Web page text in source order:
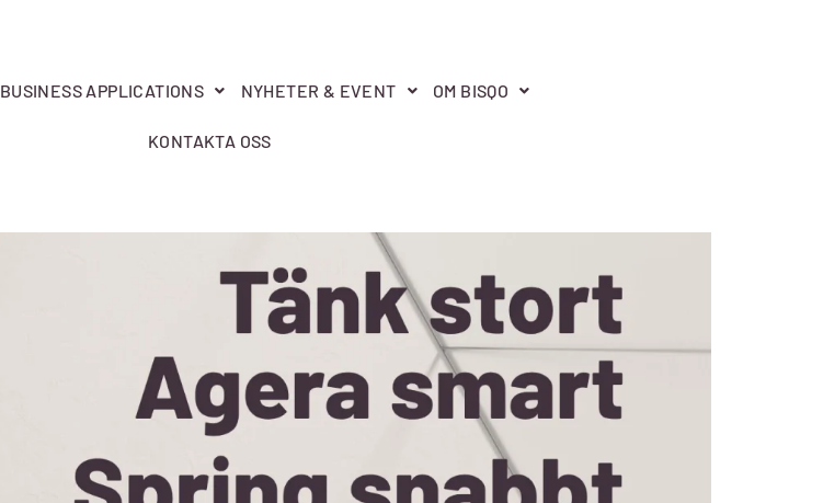
BUSINESS APPLICATIONS NYHETER & EVENT OM BISQO
KONTAKTA OSS